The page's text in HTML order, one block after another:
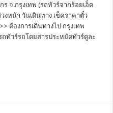
จ.กรุงเทพ (รถทัวร์จากร้อยเอ็ด
งหน้า วันเดินทาง เช็คราคาตั๋ว
ต้องการเดินทางไป กรุงเทพ
ทัวร์รถโดยสารประหยัดทัวร์ดูละ